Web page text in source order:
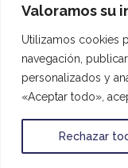
Valoramos su
Utilizamos cookies
navegación,
personalizados y
«Aceptar todo»,
Rechazar